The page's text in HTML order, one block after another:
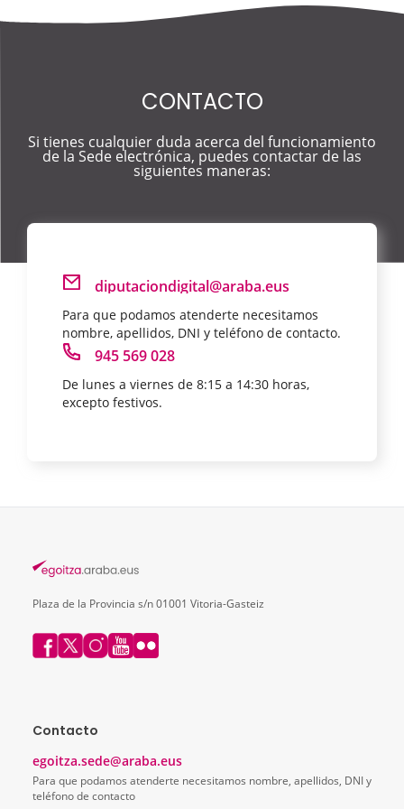
CONTACTO
Si tienes cualquier duda acerca del funcionamiento
de la Sede electrónica, puedes contactar de las
siguientes maneras:
diputaciondigital@araba.eus
Para que podamos atenderte necesitamos
nombre, apellidos, DNI y teléfono de contacto.
945 569 028
De lunes a viernes de 8:15 a 14:30 horas,
excepto festivos.
Plaza de la Provincia s/n 01001 Vitoria-Gasteiz
Contacto
egoitza.sede@araba.eus
Para que podamos atenderte necesitamos nombre, apellidos, DNI y
teléfono de contacto